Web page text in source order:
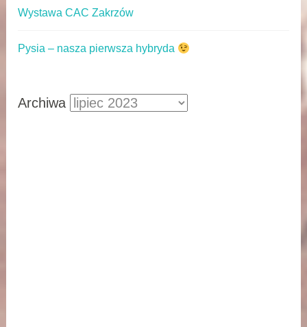
Wystawa CAC Zakrzów
Pysia – nasza pierwsza hybryda
Archiwa